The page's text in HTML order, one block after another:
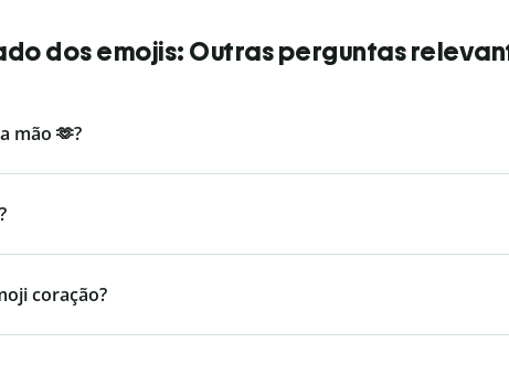
dos emojis: Outras perguntas
mão 🫶?
coração?